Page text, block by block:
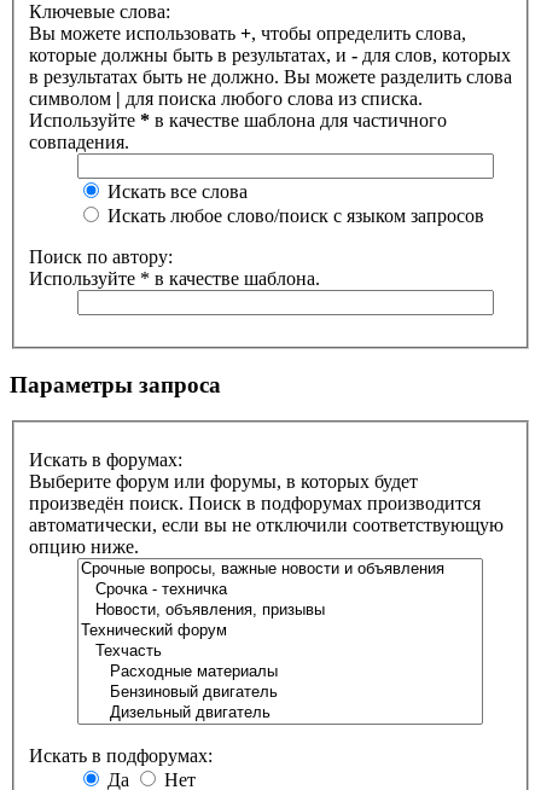
Ключевые слова:
Вы можете использовать +, чтобы определить слова,
которые должны быть в результатах, и - для слов, которых
в результатах быть не должно. Вы можете разделить слова
символом | для поиска любого слова из списка.
Используйте * в качестве шаблона для частичного
совпадения.
Искать все слова
Искать любое слово/поиск с языком запросов
Поиск по автору:
Используйте * в качестве шаблона.
Параметры запроса
Искать в форумах:
Выберите форум или форумы, в которых будет
произведён поиск. Поиск в подфорумах производится
автоматически, если вы не отключили соответствующую
опцию ниже.
Искать в подфорумах:
Да
Нет